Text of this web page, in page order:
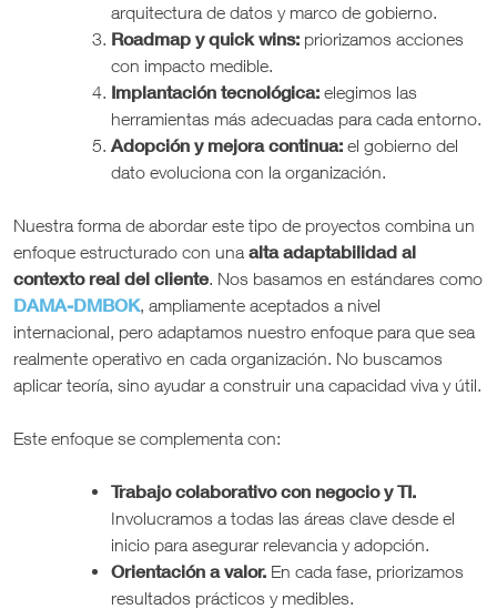
arquitectura de datos y marco de gobierno.
Roadmap y quick wins: priorizamos acciones
con impacto medible.
Implantación tecnológica: elegimos las
herramientas más adecuadas para cada entorno.
Adopción y mejora continua: el gobierno del
dato evoluciona con la organización.
Nuestra forma de abordar este tipo de proyectos combina un
enfoque estructurado con una alta adaptabilidad al
contexto real del cliente. Nos basamos en estándares como
DAMA-DMBOK, ampliamente aceptados a nivel
internacional, pero adaptamos nuestro enfoque para que sea
realmente operativo en cada organización. No buscamos
aplicar teoría, sino ayudar a construir una capacidad viva y útil.
Este enfoque se complementa con:
Trabajo colaborativo con negocio y TI.
Involucramos a todas las áreas clave desde el
inicio para asegurar relevancia y adopción.
Orientación a valor. En cada fase, priorizamos
resultados prácticos y medibles.